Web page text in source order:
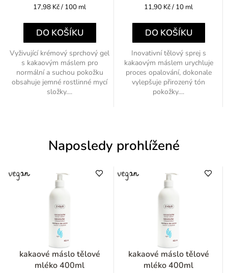
Měrná
17,98 Kč / 100 ml
DO KOŠÍKU
Vyživující krémový sprchový gel
s kakaovým máslem pro
normální a suchou pokožku
obsahuje jemné rostlinné mycí
složky....
Měrná
11,90 Kč / 10 ml
DO KOŠÍKU
Inovativní tělový sprej s
kakaovým máslem urychluje
proces opalování, dokonale
vylepšuje přirozený tón
pokožky....
Naposledy prohlížené
kakaové máslo tělové
mléko 400ml
kakaové máslo tělové
mléko 400ml